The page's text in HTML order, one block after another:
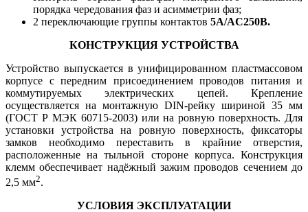
порядка чередования фаз и асимметрии фаз;
2 переключающие группы контактов 5А/AC250В.
КОНСТРУКЦИЯ УСТРОЙСТВА
Устройство выпускается в унифицированном пластмассовом
корпусе с передним присоединением проводов питания и
коммутируемых электрических цепей. Крепление
осуществляется на монтажную DIN-рейку шириной 35 мм
(ГОСТ Р МЭК 60715-2003) или на ровную поверхность. Для
установки устройства на ровную поверхность, фиксаторы
замков необходимо переставить в крайние отверстия,
расположенные на тыльной стороне корпуса. Конструкция
клемм обеспечивает надёжный зажим проводов сечением до
2,5 мм2.
УСЛОВИЯ ЭКСПЛУАТАЦИИ